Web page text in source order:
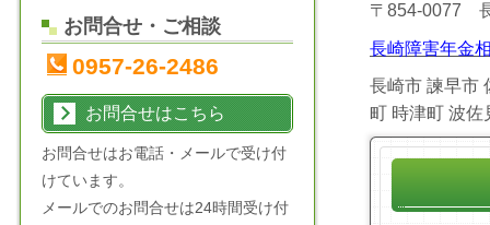
〒854-0077
長崎障害年金
長崎市 諫早市
町 時津町 波
お問合せ・ご相談
0957-26-2486
お問合せはこちら
お問合せはお電話・メールで受け付
けています。
メールでのお問合せは24時間受け付